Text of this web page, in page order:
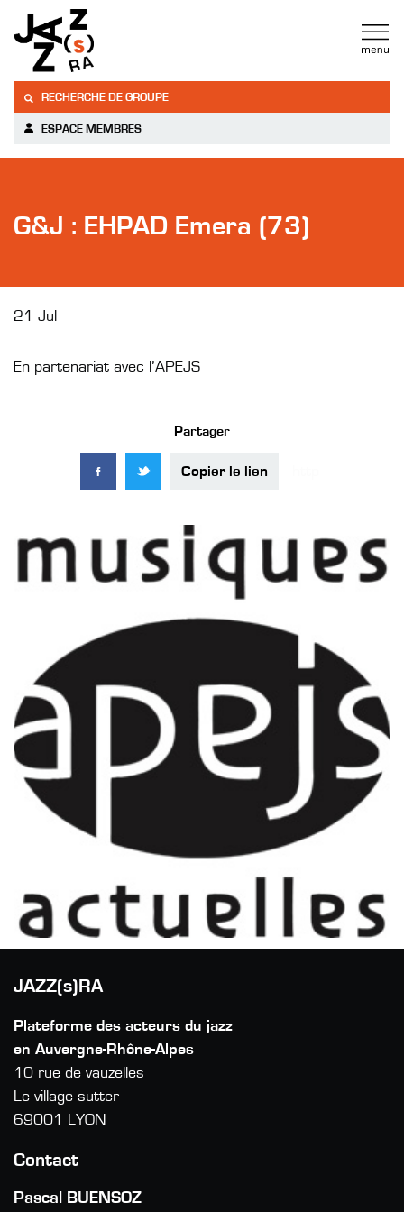
RECHERCHE DE GROUPE
ESPACE MEMBRES
G&J : EHPAD Emera (73)
21 Jul
En partenariat avec l’APEJS
Partager
Copier le lien
JAZZ(s)RA
Plateforme des acteurs du jazz
en Auvergne-Rhône-Alpes
10 rue de vauzelles
Le village sutter
69001 LYON
Contact
Pascal BUENSOZ